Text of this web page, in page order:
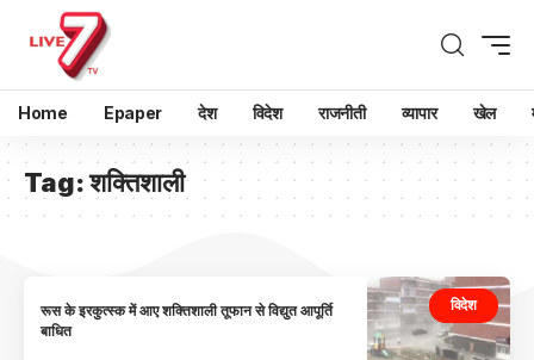
Home Epaper देश विदेश राजनीती व्यापार खेल
Tag:शक्तिशाली
विदेश
रूस के इरकुत्स्क में आए शक्तिशाली तूफान से विद्युत आपूर्ति
बाधित